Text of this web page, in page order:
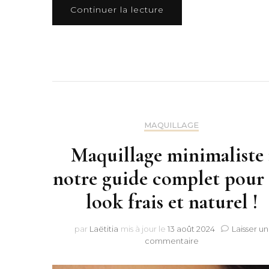
Continuer la lecture
MAQUILLAGE
Maquillage minimaliste
notre guide complet pour
look frais et naturel !
par Laëtitia mis à jour le13 août 2024
Laisser un
commentairesur
minimaliste